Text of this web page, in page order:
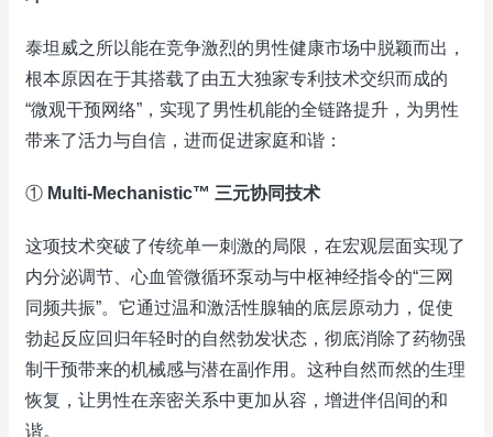
泰坦威之所以能在竞争激烈的男性健康市场中脱颖而出，
根本原因在于其搭载了由五大独家专利技术交织而成的
“微观干预网络”，实现了男性机能的全链路提升，为男性
带来了活力与自信，进而促进家庭和谐：
① Multi-Mechanistic™ 三元协同技术
这项技术突破了传统单一刺激的局限，在宏观层面实现了
内分泌调节、心血管微循环泵动与中枢神经指令的“三网
同频共振”。它通过温和激活性腺轴的底层原动力，促使
勃起反应回归年轻时的自然勃发状态，彻底消除了药物强
制干预带来的机械感与潜在副作用。这种自然而然的生理
恢复，让男性在亲密关系中更加从容，增进伴侣间的和
谐。